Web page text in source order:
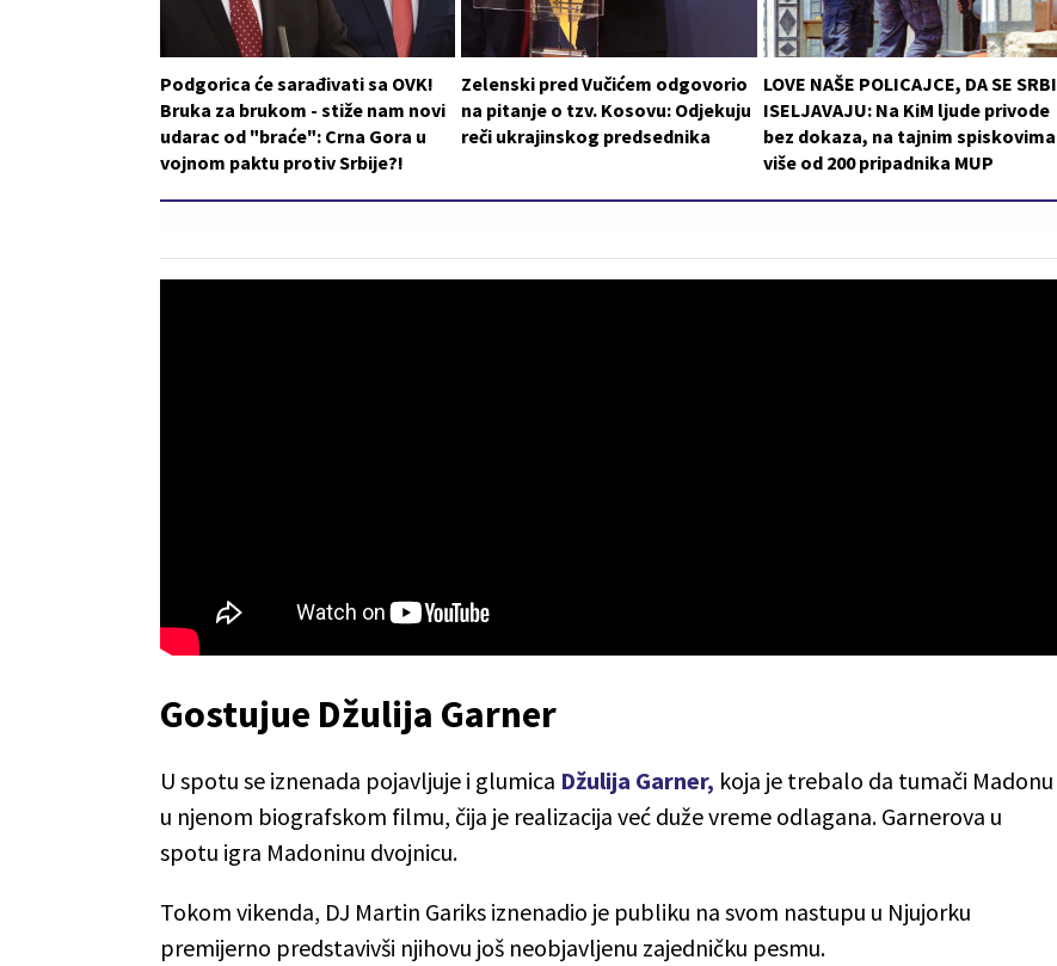
Podgorica će sarađivati sa OVK!
Bruka za brukom - stiže nam novi
udarac od "braće": Crna Gora u
vojnom paktu protiv Srbije?!
Zelenski pred Vučićem odgovorio
na pitanje o tzv. Kosovu: Odjekuju
reči ukrajinskog predsednika
LOVE NAŠE POLICAJCE, DA SE SRBI
ISELJAVAJU: Na KiM ljude privode
bez dokaza, na tajnim spiskovima
više od 200 pripadnika MUP
Gostujue Džulija Garner
U spotu se iznenada pojavljuje i glumica Džulija Garner, koja je trebalo da tumači Madonu
u njenom biografskom filmu, čija je realizacija već duže vreme odlagana. Garnerova u
spotu igra Madoninu dvojnicu.
Tokom vikenda, DJ Martin Gariks iznenadio je publiku na svom nastupu u Njujorku
premijerno predstavivši njihovu još neobjavljenu zajedničku pesmu.